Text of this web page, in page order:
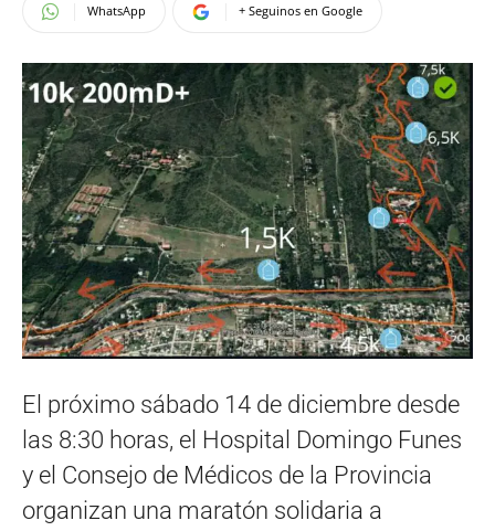
WhatsApp + Seguinos en Google
El próximo sábado 14 de diciembre desde
las 8:30 horas, el Hospital Domingo Funes
y el Consejo de Médicos de la Provincia
organizan una maratón solidaria a